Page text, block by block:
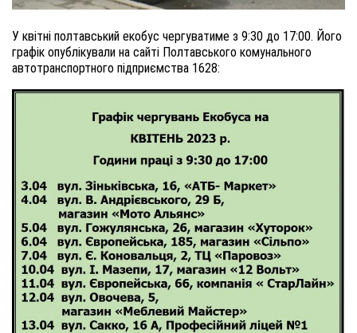
У квітні полтавський екобус чергуватиме з 9:30 до 17:00. Його
графік опублікували на сайті Полтавського комунального
автотранспортного підприємства 1628: